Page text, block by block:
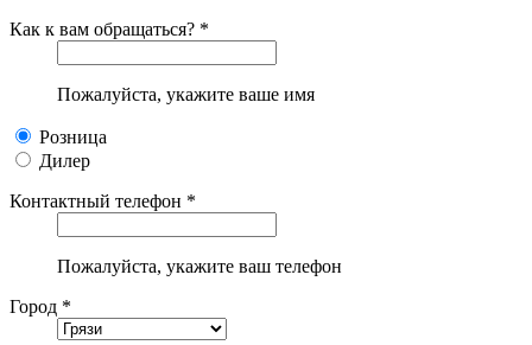
Как к вам обращаться? *
Пожалуйста, укажите ваше имя
Розница
Дилер
Контактный телефон *
Пожалуйста, укажите ваш телефон
Город *